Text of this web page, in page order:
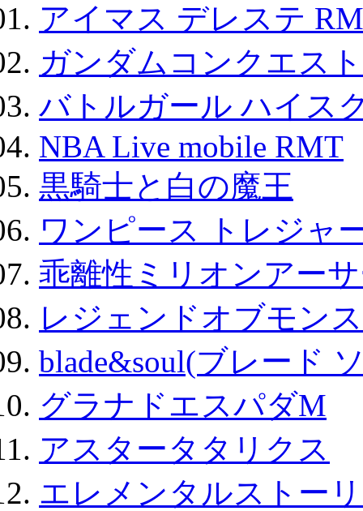
アイマス デレステ
ガンダムコンクエスト
バトルガール ハイス
NBA Live mobile RMT
黒騎士と白の魔王
ワンピース トレジャ
乖離性ミリオンアー
レジェンドオブモン
blade&soul(ブレード
グラナドエスパダM
アスタータタリクス
エレメンタルストー